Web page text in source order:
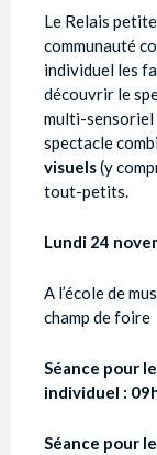
Le Relais
communauté
individuel les
découvrir le
multi-sensoriel
spectacle
visuels(y
tout-petits.
Lundi 24
A l’école de
champ de foire
Séance pour
individuel :
Séance pour